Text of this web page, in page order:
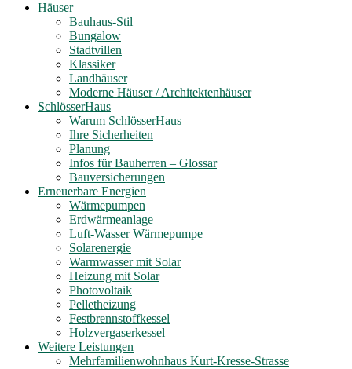
Häuser
Bauhaus-Stil
Bungalow
Stadtvillen
Klassiker
Landhäuser
Moderne Häuser / Architektenhäuser
SchlösserHaus
Warum SchlösserHaus
Ihre Sicherheiten
Planung
Infos für Bauherren – Glossar
Bauversicherungen
Erneuerbare Energien
Wärmepumpen
Erdwärmeanlage
Luft-Wasser Wärmepumpe
Solarenergie
Warmwasser mit Solar
Heizung mit Solar
Photovoltaik
Pelletheizung
Festbrennstoffkessel
Holzvergaserkessel
Weitere Leistungen
Mehrfamilienwohnhaus Kurt-Kresse-Strasse